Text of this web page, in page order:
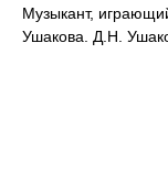
Музыкант,
Ушакова. Д.Н.